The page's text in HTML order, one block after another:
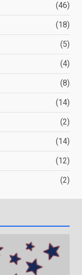
(46)
(18)
(5)
(4)
(8)
(14)
(2)
(14)
(12)
(2)